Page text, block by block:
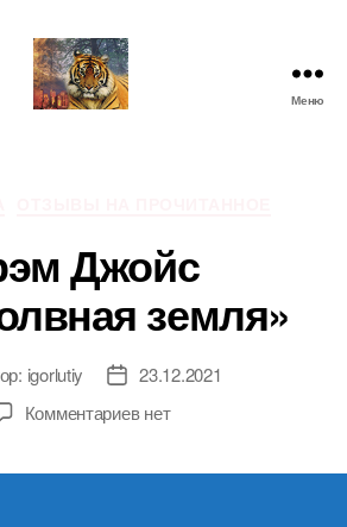
Меню
Джойс
земля»
igorlutiy
Дата23.12.2021
Комментариевк
нет